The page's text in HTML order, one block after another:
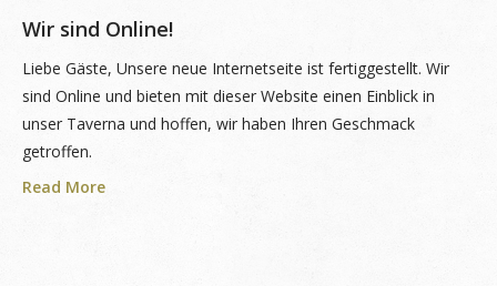
Wir sind Online!
Liebe Gäste, Unsere neue Internetseite ist fertiggestellt. Wir
sind Online und bieten mit dieser Website einen Einblick in
unser Taverna und hoffen, wir haben Ihren Geschmack
getroffen.
Read More